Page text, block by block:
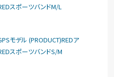
スポーツバンドM/L
モデル (PRODUCT)REDア
スポーツバンドS/M